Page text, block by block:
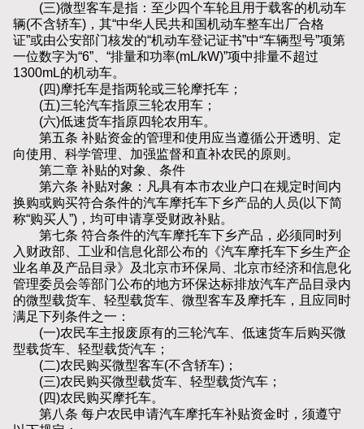
(三)微型客车是指：至少四个车轮且用于载客的机动车
辆(不含轿车)，其“中华人民共和国机动车整车出厂合格
证”或由公安部门核发的“机动车登记证书”中“车辆型号”项第
一位数字为“6”、“排量和功率(mL/kW)”项中排量不超过
1300mL的机动车。
(四)摩托车是指两轮或三轮摩托车；
(五)三轮汽车指原三轮农用车；
(六)低速货车指原四轮农用车。
第五条 补贴资金的管理和使用应当遵循公开透明、定
向使用、科学管理、加强监督和直补农民的原则。
第二章 补贴的对象、条件
第六条 补贴对象：凡具有本市农业户口在规定时间内
换购或购买符合条件的汽车摩托车下乡产品的人员(以下简
称“购买人”)，均可申请享受财政补贴。
第七条 符合条件的汽车摩托车下乡产品，必须同时列
入财政部、工业和信息化部公布的《汽车摩托车下乡生产企
业名单及产品目录》及北京市环保局、北京市经济和信息化
管理委员会等部门公布的地方环保达标排放汽车产品目录内
的微型载货车、轻型载货车、微型客车及摩托车，且应同时
满足下列条件之一：
(一)农民车主报废原有的三轮汽车、低速货车后购买微
型载货车、轻型载货汽车；
(二)农民购买微型客车(不含轿车)；
(三)农民购买微型载货车、轻型载货汽车；
(四)农民购买摩托车。
第八条 每户农民申请汽车摩托车补贴资金时，须遵守